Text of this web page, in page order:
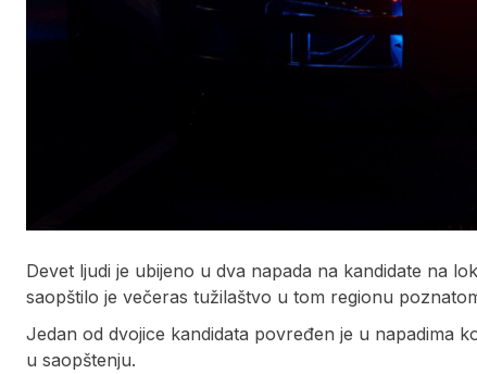
Devet ljudi je ubijeno u dva napada na kandidate na
saopštilo je večeras tužilaštvo u tom regionu
Jedan od dvojice kandidata povređen je u napadima
u saopštenju.